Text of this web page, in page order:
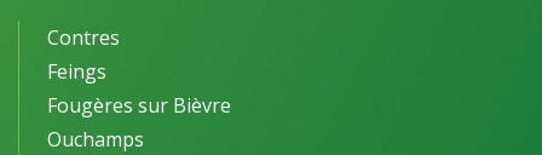
Contres
Feings
Fougères sur Bièvre
Ouchamps